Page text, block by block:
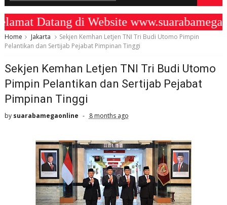
Datang di Website
Home Jakarta
Sekjen Kemhan Letjen TNI Tri Budi Utomo Pimpin
Pelantikan dan Sertijab Pejabat Pimpinan Tinggi
Sekjen Kemhan Letjen TNI Tri Budi Utomo
Pimpin Pelantikan dan Sertijab Pejabat
Pimpinan Tinggi
by suarabamegaonline 8 months ago